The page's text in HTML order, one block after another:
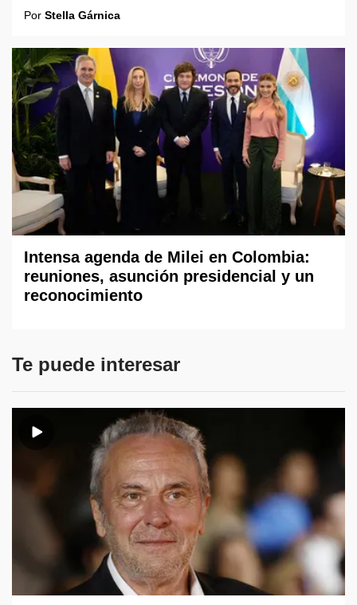
Por Stella Gárnica
Intensa agenda de Milei en Colombia:
reuniones, asunción presidencial y un
reconocimiento
Te puede interesar